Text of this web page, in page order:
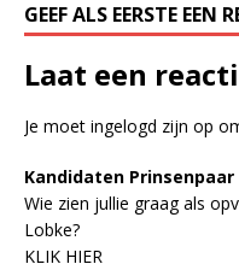
GEEF ALS EERSTE EEN
Laat een
Je moet ingelogd zijn op
Kandidaten Prinsenpaar
Wie zien jullie graag als
Lobke?
KLIK HIER